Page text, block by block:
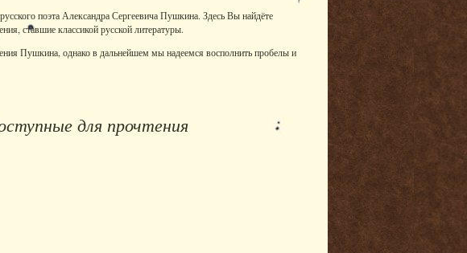
поэта Александра Сергеевича Пушкина. Здесь Вы найдёте
ставшие классикой русской литературы.
Пушкина, однако в дальнейшем мы надеемся восполнить пробелы и
для прочтения